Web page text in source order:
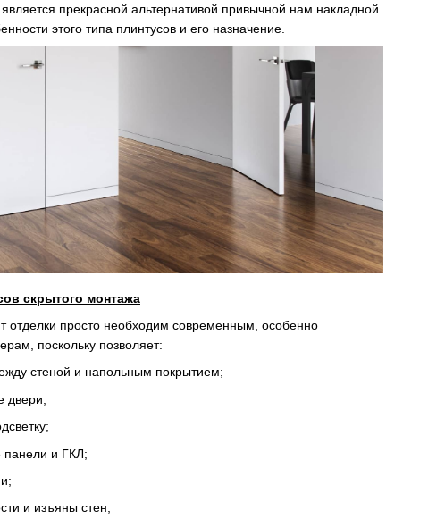
прекрасной альтернативой привычной нам накладной
этого типа плинтусов и его назначение.
скрытого монтажа
отделки просто необходим современным, особенно
поскольку позволяет:
стеной и напольным покрытием;
двери;
панели и ГКЛ;
и изъяны стен;